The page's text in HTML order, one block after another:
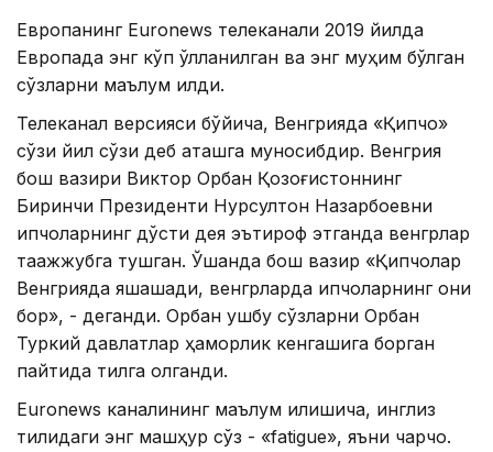
Европанинг Euronews телеканали 2019 йилда
Европада энг кўп қўлланилган ва энг муҳим бўлган
сўзларни маълум қилди.
Телеканал версияси бўйича, Венгрияда «Қипчоқ»
сўзи йил сўзи деб аташга муносибдир. Венгрия
бош вазири Виктор Орбан Қозоғистоннинг
Биринчи Президенти Нурсултон Назарбоевни
қипчоқларнинг дўсти дея эътироф этганда венгрлар
таажжубга тушган. Ўшанда бош вазир «Қипчоқлар
Венгрияда яшашади, венгрларда қипчоқларнинг қони
бор», - деганди. Орбан ушбу сўзларни Орбан
Туркий давлатлар ҳаморлик кенгашига борган
пайтида тилга олганди.
Euronews каналининг маълум қилишича, инглиз
тилидаги энг машҳур сўз - «fatigue», яъни чарчоқ.